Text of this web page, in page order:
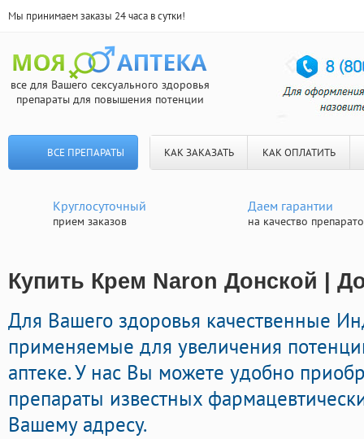
Мы принимаем заказы 24 часа в сутки!
все для Вашего сексуального здоровья
препараты для повышения потенции
ВСЕ ПРЕПАРАТЫ КАК ЗАКАЗАТЬ КАК ОПЛАТИТЬ
Круглосуточный
прием заказов
Даем гарантии
на качество
Купить Крем Naron Донской |
Для Вашего здоровья качественные
применяемые для увеличения
аптеке. У нас Вы можете удобно
препараты известных
Вашему адресу.